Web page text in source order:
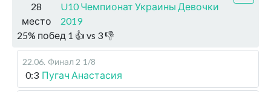
28
место
U10 Чемпионат Украины Девочки
2019
25% побед 1 👍 vs 3👎
22.06. Финал 2 1/8
0:3 Пугач Анастасия